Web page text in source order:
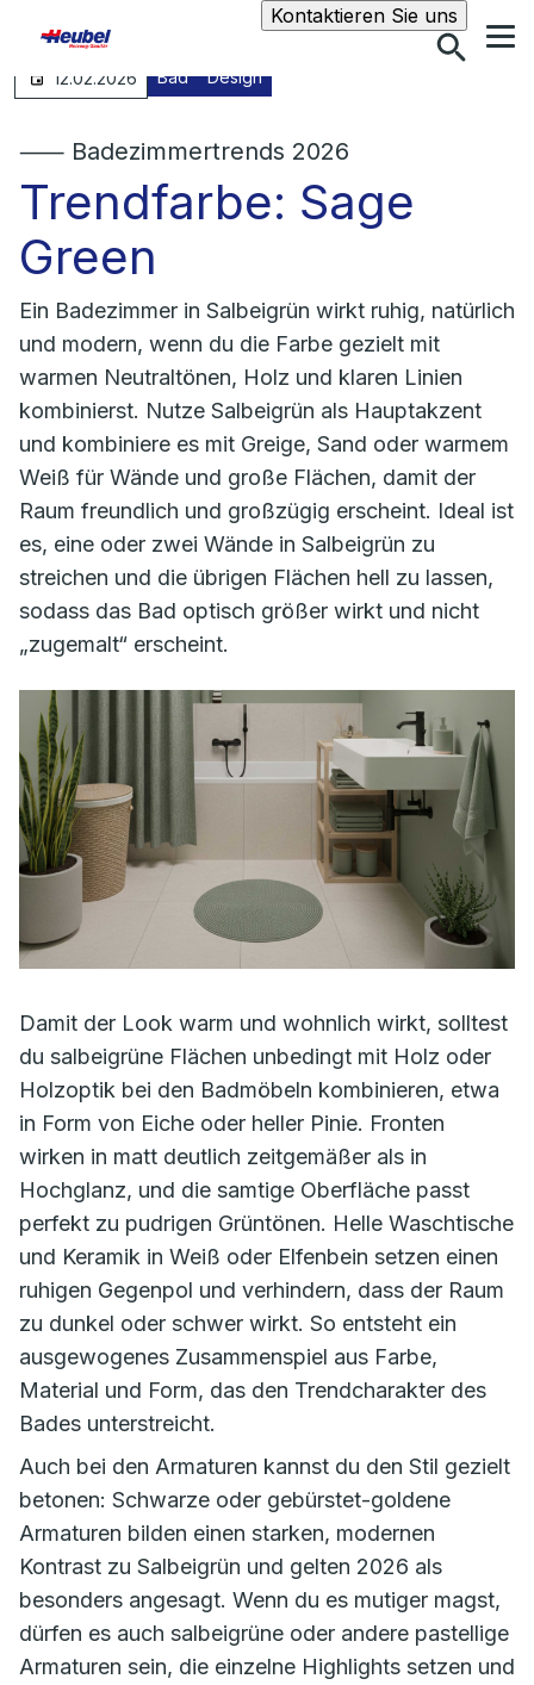
Kontaktieren Sie unsSuche
12.02.2026 Bad Design
⸺ Badezimmertrends 2026
Trendfarbe: Sage
Green
Ein Badezimmer in Salbeigrün wirkt ruhig, natürlich
und modern, wenn du die Farbe gezielt mit
warmen Neutraltönen, Holz und klaren Linien
kombinierst. Nutze Salbeigrün als Hauptakzent
und kombiniere es mit Greige, Sand oder warmem
Weiß für Wände und große Flächen, damit der
Raum freundlich und großzügig erscheint. Ideal ist
es, eine oder zwei Wände in Salbeigrün zu
streichen und die übrigen Flächen hell zu lassen,
sodass das Bad optisch größer wirkt und nicht
„zugemalt“ erscheint.
Damit der Look warm und wohnlich wirkt, solltest
du salbeigrüne Flächen unbedingt mit Holz oder
Holzoptik bei den Badmöbeln kombinieren, etwa
in Form von Eiche oder heller Pinie. Fronten
wirken in matt deutlich zeitgemäßer als in
Hochglanz, und die samtige Oberfläche passt
perfekt zu pudrigen Grüntönen. Helle Waschtische
und Keramik in Weiß oder Elfenbein setzen einen
ruhigen Gegenpol und verhindern, dass der Raum
zu dunkel oder schwer wirkt. So entsteht ein
ausgewogenes Zusammenspiel aus Farbe,
Material und Form, das den Trendcharakter des
Bades unterstreicht.
Auch bei den Armaturen kannst du den Stil gezielt
betonen: Schwarze oder gebürstet-goldene
Armaturen bilden einen starken, modernen
Kontrast zu Salbeigrün und gelten 2026 als
besonders angesagt. Wenn du es mutiger magst,
dürfen es auch salbeigrüne oder andere pastellige
Armaturen sein, die einzelne Highlights setzen und